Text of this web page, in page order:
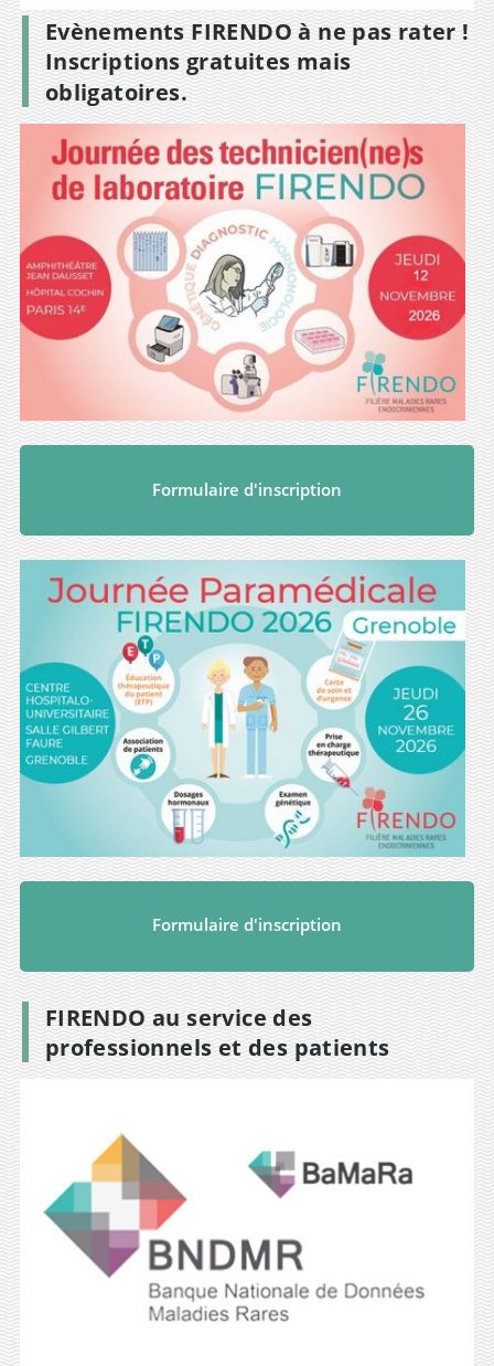
Evènements FIRENDO à ne pas rater !
Inscriptions gratuites mais
obligatoires.
Formulaire d'inscription
Formulaire d'inscription
FIRENDO au service des
professionnels et des patients